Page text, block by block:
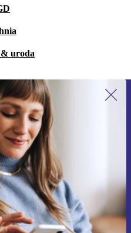
uroda
newsletter!
oferty.
się
osobowych znajdują się w